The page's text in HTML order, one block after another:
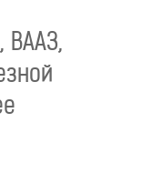
ВААЗ,